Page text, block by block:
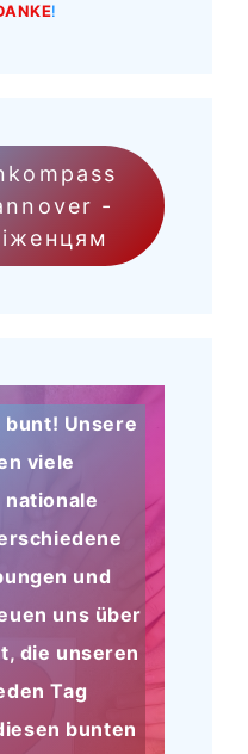
!
-
bunt! Unsere
viele
und
uns über
die unseren
Tag
bunten